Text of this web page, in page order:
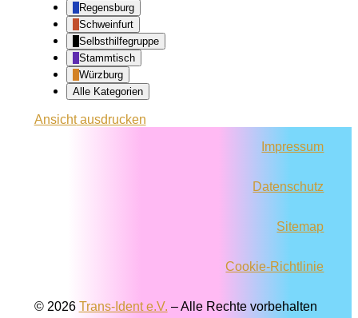
Regensburg
Schweinfurt
Selbsthilfegruppe
Stammtisch
Würzburg
Alle Kategorien
Ansichtausdrucken
Impressum
Datenschutz
Sitemap
Cookie-Richtlinie
© 2026 Trans-Ident e.V. – Alle Rechte vorbehalten